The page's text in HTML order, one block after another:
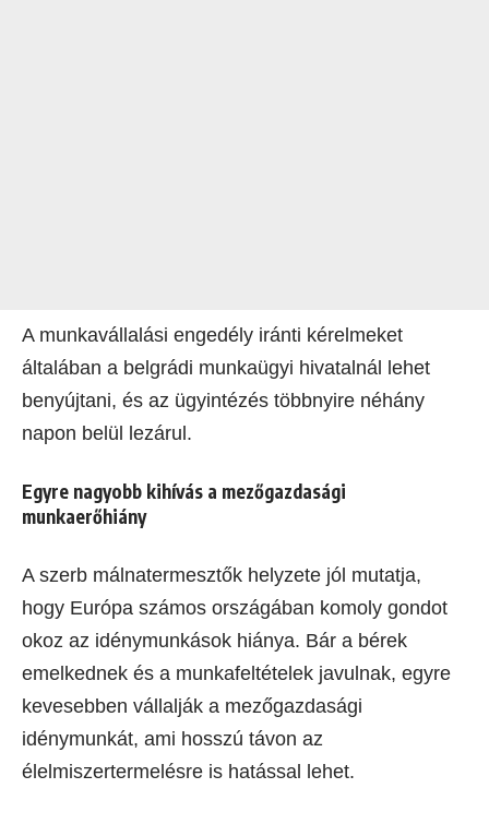
A munkavállalási engedély iránti kérelmeket
általában a belgrádi munkaügyi hivatalnál lehet
benyújtani, és az ügyintézés többnyire néhány
napon belül lezárul.
Egyre nagyobb kihívás a mezőgazdasági
munkaerőhiány
A szerb málnatermesztők helyzete jól mutatja,
hogy Európa számos országában komoly gondot
okoz az idénymunkások hiánya. Bár a bérek
emelkednek és a munkafeltételek javulnak, egyre
kevesebben vállalják a mezőgazdasági
idénymunkát, ami hosszú távon az
élelmiszertermelésre is hatással lehet.